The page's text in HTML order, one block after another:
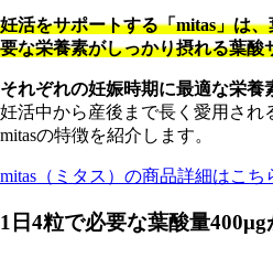
妊活をサポートする「mitas」は
要な栄養素がしっかり摂れる葉酸
それぞれの妊娠時期に最適な栄養
妊活中から産後まで長く愛用され
mitasの特徴を紹介します。
mitas（ミタス）の商品詳細はこち
1日4粒で必要な葉酸量400μg